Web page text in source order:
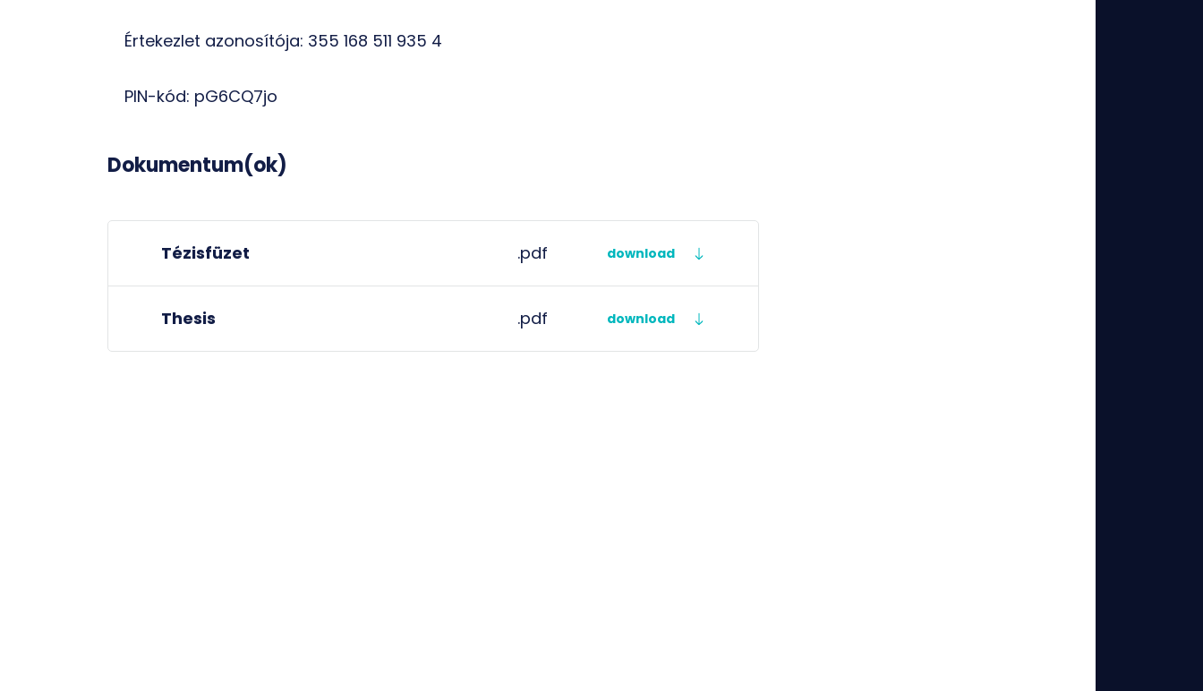
Értekezlet azonosítója: 355 168 511 935 4
PIN-kód: pG6CQ7jo
Dokumentum(ok)
Tézisfüzet .pdf download
Thesis .pdf download